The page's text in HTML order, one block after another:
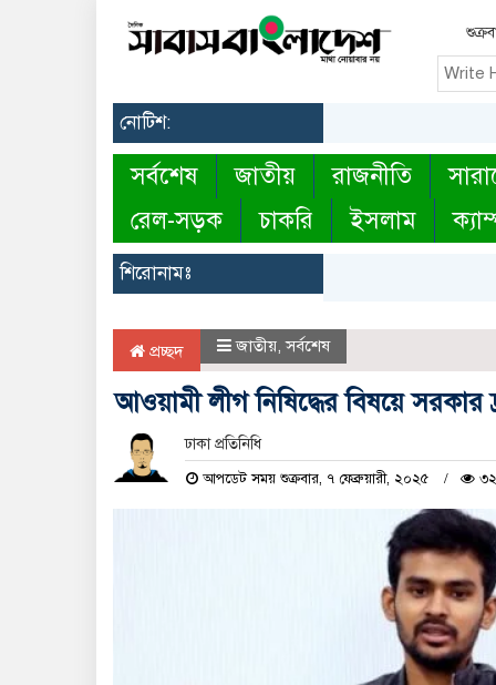
নোটিশ:
সর্বশেষ জাতীয় রাজনীতি
রেল-সড়ক
চাকরি ইসলাম
শিরোনামঃ
প্রচ্ছদ জাতীয়,সর্বশেষ
আওয়ামী লীগ নিষিদ্ধের বিষয়ে
ঢাকা প্রতিনিধি
আপডেট সময় শুক্রবার, ৭ ফেব্রুয়ারী, ২০২৫